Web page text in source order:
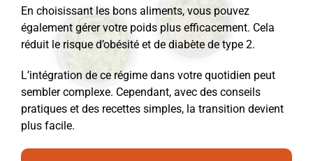
En choisissant les bons aliments, vous pouvez
également gérer votre poids plus efficacement. Cela
réduit le risque d’obésité et de diabète de type 2.
L’intégration de ce régime dans votre quotidien peut
sembler complexe. Cependant, avec des conseils
pratiques et des recettes simples, la transition devient
plus facile.